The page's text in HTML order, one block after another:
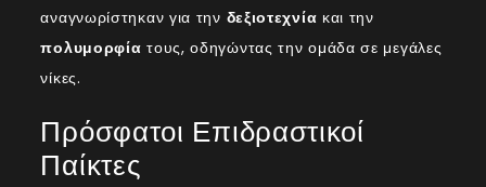
αναγνωρίστηκαν για την δεξιοτεχνία και την
πολυμορφία τους, οδηγώντας την ομάδα σε μεγάλες
νίκες.
Πρόσφατοι Επιδραστικοί
Παίκτες